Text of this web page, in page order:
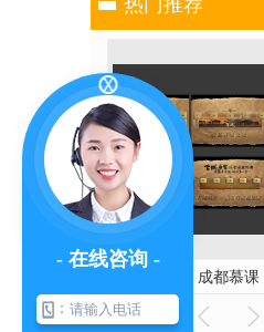
热门推荐
成都慕课
- 在线咨询 -
：